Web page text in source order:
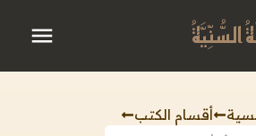
السُّنِّيَّةُ
أقسام الكتب